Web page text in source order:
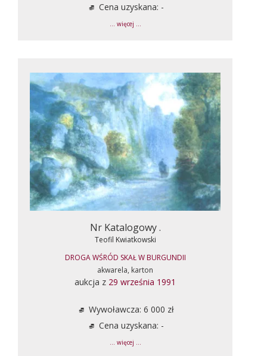
Cena uzyskana: -
... więcej ...
Nr Katalogowy .
Teofil Kwiatkowski
DROGA WŚRÓD SKAŁ W BURGUNDII
akwarela, karton
aukcja z 29 września 1991
Wywoławcza: 6 000 zł
Cena uzyskana: -
... więcej ...